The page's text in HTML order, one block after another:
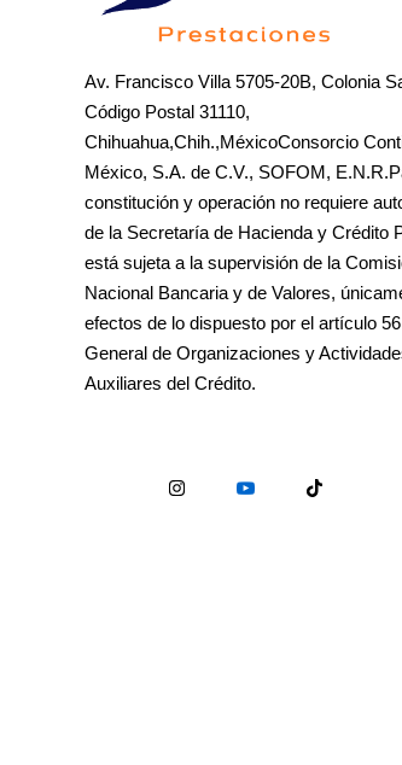
Av. Francisco Villa 5705-20B, Colonia
Código Postal 31110,
Chihuahua,Chih.,MéxicoConsorcio
México, S.A. de C.V., SOFOM,
constitución y operación no requiere
de la Secretaría de Hacienda y Crédito
está sujeta a la supervisión de la
Nacional Bancaria y de Valores,
efectos de lo dispuesto por el artículo
General de Organizaciones y
Auxiliares del Crédito.